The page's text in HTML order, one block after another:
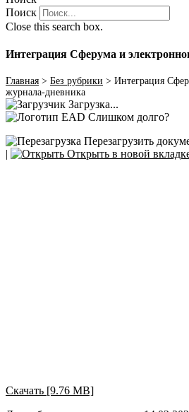
Поиск
Close this search box.
Интеграция Сферума и
Главная > Без рубрики > Интеграция
журнала‑дневника
Загрузка...
Слишком долго?
Перезагрузить
|
Открыть в новой
Скачать [9.76 MB]